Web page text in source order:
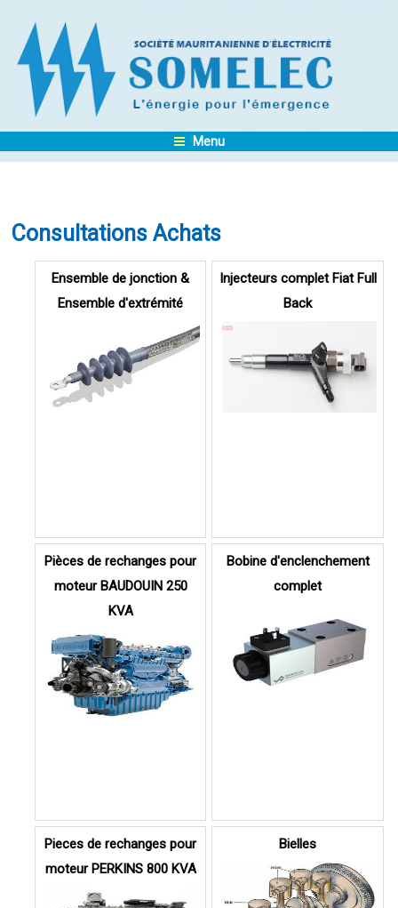
Menu
Consultations Achats
Injecteurs complet Fiat Full
Back
Ensemble de jonction &
Ensemble d'extrémité
Bobine d'enclenchement
complet
Pièces de rechanges pour
moteur BAUDOUIN 250
KVA
Bielles
Pieces de rechanges pour
moteur PERKINS 800 KVA
Pages